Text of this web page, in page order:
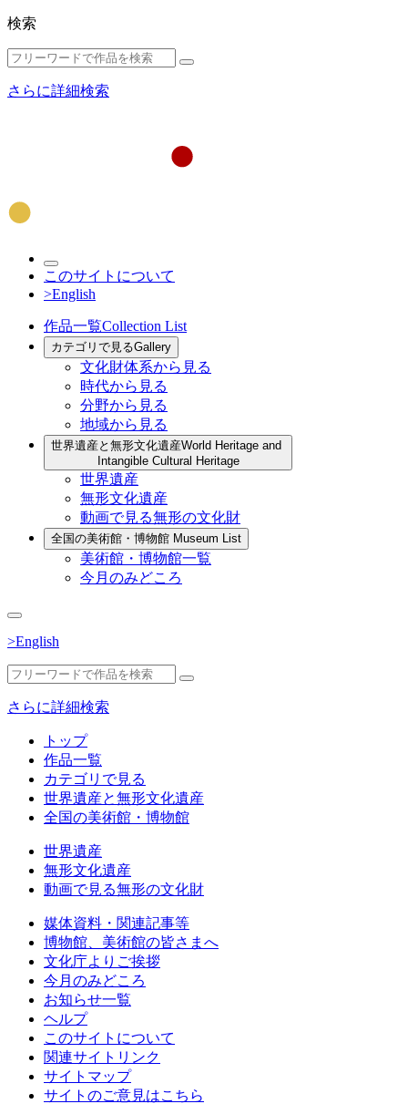
検索
さらに詳細検索
このサイトについて
>English
作品一覧Collection List
カテゴリで見るGallery
文化財体系から見る
時代から見る
分野から見る
地域から見る
世界遺産と無形文化遺産World Heritage and
Intangible Cultural Heritage
世界遺産
無形文化遺産
動画で見る無形の文化財
全国の美術館・博物館 Museum List
美術館・博物館一覧
今月のみどころ
>English
さらに詳細検索
トップ
作品一覧
カテゴリで見る
世界遺産と無形文化遺産
全国の美術館・博物館
世界遺産
無形文化遺産
動画で見る無形の文化財
媒体資料・関連記事等
博物館、美術館の皆さまへ
文化庁よりご挨拶
今月のみどころ
お知らせ一覧
ヘルプ
このサイトについて
関連サイトリンク
サイトマップ
サイトのご意見はこちら